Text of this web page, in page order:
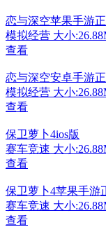
恋与深空苹果手游
模拟经营 大小
查看
恋与深空安卓手游
模拟经营 大小
查看
保卫萝卜4ios版
赛车竞速 大小
查看
保卫萝卜4苹果手游
赛车竞速 大小
查看